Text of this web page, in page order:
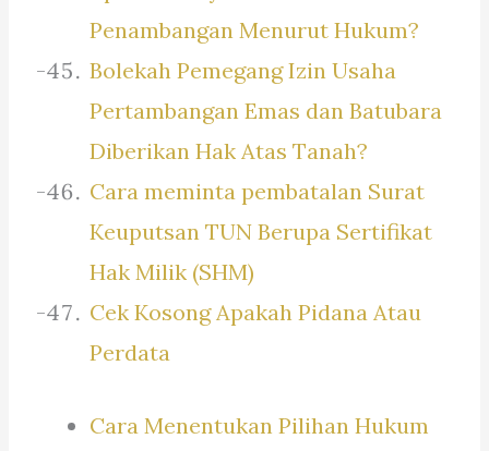
Penambangan Menurut Hukum?
Bolekah Pemegang Izin Usaha
Pertambangan Emas dan Batubara
Diberikan Hak Atas Tanah?
Cara meminta pembatalan Surat
Keuputsan TUN Berupa Sertifikat
Hak Milik (SHM)
Cek Kosong Apakah Pidana Atau
Perdata
Cara Menentukan Pilihan Hukum